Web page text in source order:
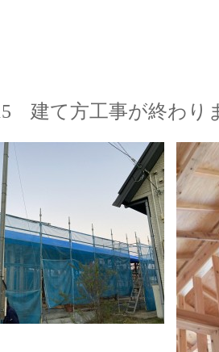
建て方工事が終わり